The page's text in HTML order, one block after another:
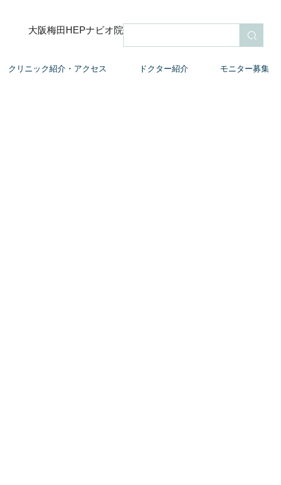
大阪梅田HEPナビオ院
クリニック紹介・アクセス ドクター紹介 モニター募集